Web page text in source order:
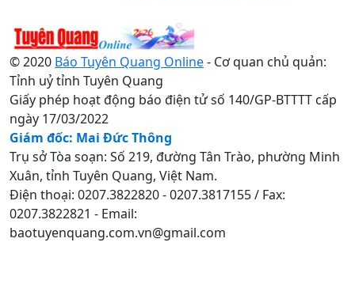
© 2020 Báo Tuyên Quang Online- Cơ quan chủ quản:
Tỉnh uỷ tỉnh Tuyên Quang
Giấy phép hoạt động báo điện tử số 140/GP-BTTTT cấp
ngày 17/03/2022
Giám đốc: Mai Đức Thông
Trụ sở Tòa soạn: Số 219, đường Tân Trào, phường Minh
Xuân, tỉnh Tuyên Quang, Việt Nam.
Điện thoại: 0207.3822820 - 0207.3817155 / Fax:
0207.3822821 - Email:
baotuyenquang.com.vn@gmail.com